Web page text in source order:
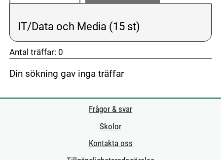
Vald kategori:
IT/Data och Media (15 st)
Antal träffar: 0
don't click me don't click me
Din sökning gav inga träffar
Frågor & svar
Skolor
Kontakta oss